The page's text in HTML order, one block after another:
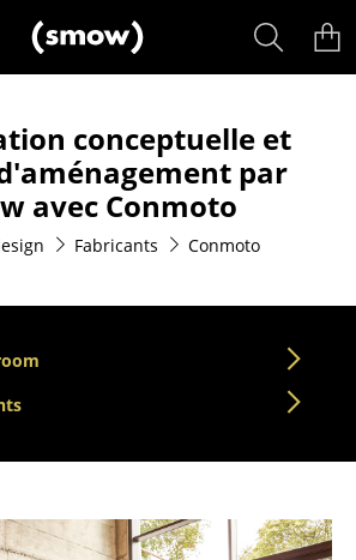
& salle à manger
conceptuelle et
par
avec Conmoto
Fabricants Conmoto